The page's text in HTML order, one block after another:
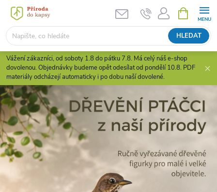
Přejít
obsah
HLEDAT
NÁKUPNÍ
KOŠÍK
Vážení zákazníci, od soboty 1.8 do pátku 7.8. Má celý náš e-shop
dovolenou. Objednávky budeme opět odesílat od pondělí 10.8. PDF
materiály odcházejí automaticky i po dobu naší dovolené.
H
r
a
v
é